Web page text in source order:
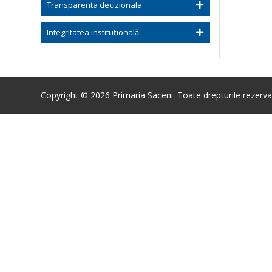
Transparenta decizionala
Integritatea instituțională
Copyright © 2026 Primaria Saceni. Toate drepturile